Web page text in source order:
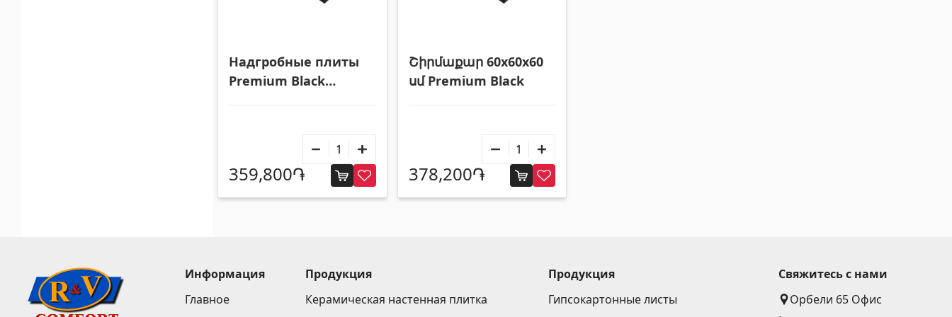
Надгробные плиты
Premium Black
359,800֏
Շիրմաքար 60x60x60
սմ Premium Black
378,200֏
Информация
Главное
Продукция
Керамическая настенная плитка
Продукция
Гипсокартонные листы
Свяжитесь с нами
Орбели 65 Офис